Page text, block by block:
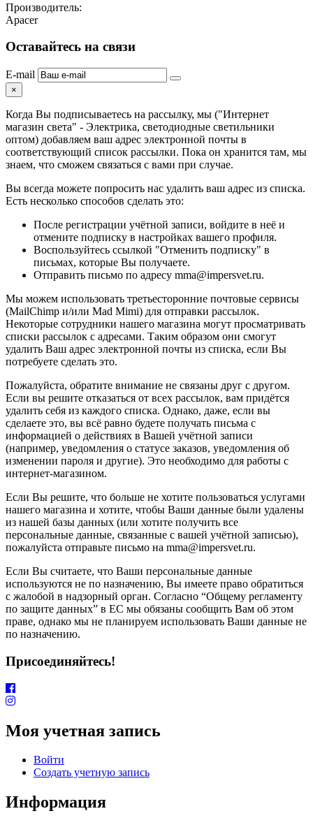
Производитель:
Apacer
Оставайтесь на связи
E-mail
×
Когда Вы подписываетесь на рассылку, мы ("Интернет
магазин света" - Электрика, светодиодные светильники
оптом) добавляем ваш адрес электронной почты в
соответствующий список рассылки. Пока он хранится там, мы
знаем, что сможем связаться с вами при случае.
Вы всегда можете попросить нас удалить ваш адрес из списка.
Есть несколько способов сделать это:
После регистрации учётной записи, войдите в неё и
отмените подписку в настройках вашего профиля.
Воспользуйтесь ссылкой "Отменить подписку" в
письмах, которые Вы получаете.
Отправить письмо по адресу mma@impersvet.ru.
Мы можем использовать третьесторонние почтовые сервисы
(MailChimp и/или Mad Mimi) для отправки рассылок.
Некоторые сотрудники нашего магазина могут просматривать
списки рассылок с адресами. Таким образом они смогут
удалить Ваш адрес электронной почты из списка, если Вы
потребуете сделать это.
Пожалуйста, обратите внимание не связаны друг с другом.
Если вы решите отказаться от всех рассылок, вам придётся
удалить себя из каждого списка. Однако, даже, если вы
сделаете это, вы всё равно будете получать письма с
информацией о действиях в Вашей учётной записи
(например, уведомления о статусе заказов, уведомления об
изменении пароля и другие). Это необходимо для работы с
интернет-магазином.
Если Вы решите, что больше не хотите пользоваться услугами
нашего магазина и хотите, чтобы Ваши данные были удалены
из нашей базы данных (или хотите получить все
персональные данные, связанные с вашей учётной записью),
пожалуйста отправьте письмо на mma@impersvet.ru.
Если Вы считаете, что Ваши персональные данные
используются не по назначению, Вы имеете право обратиться
с жалобой в надзорный орган. Согласно “Общему регламенту
по защите данных” в ЕС мы обязаны сообщить Вам об этом
праве, однако мы не планируем использовать Ваши данные не
по назначению.
Присоединяйтесь!
Моя учетная запись
Войти
Создать учетную запись
Информация